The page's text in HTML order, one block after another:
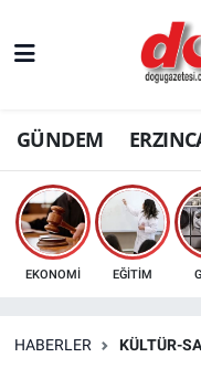
GÜNDEM
EKONOMİ EĞİTİM
HABERLER KÜLTÜR-
ERZINCAN
GÜNDEM
ERZİNCAN
SAĞLIK